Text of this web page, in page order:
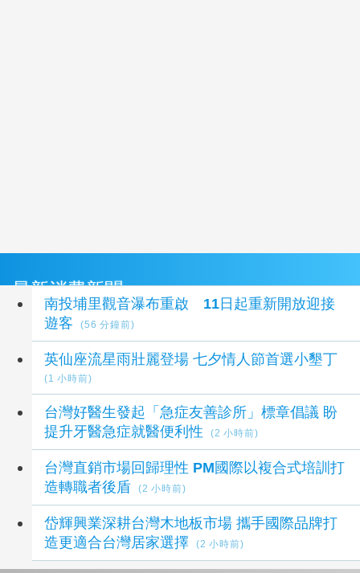
最新消費新聞
南投埔里觀音瀑布重啟 11日起重新開放迎接
遊客
(56 分鐘前)
英仙座流星雨壯麗登場 七夕情人節首選小墾丁
(1 小時前)
台灣好醫生發起「急症友善診所」標章倡議 盼
提升牙醫急症就醫便利性
(2 小時前)
台灣直銷市場回歸理性 PM國際以複合式培訓打
造轉職者後盾
(2 小時前)
岱輝興業深耕台灣木地板市場 攜手國際品牌打
造更適合台灣居家選擇
(2 小時前)